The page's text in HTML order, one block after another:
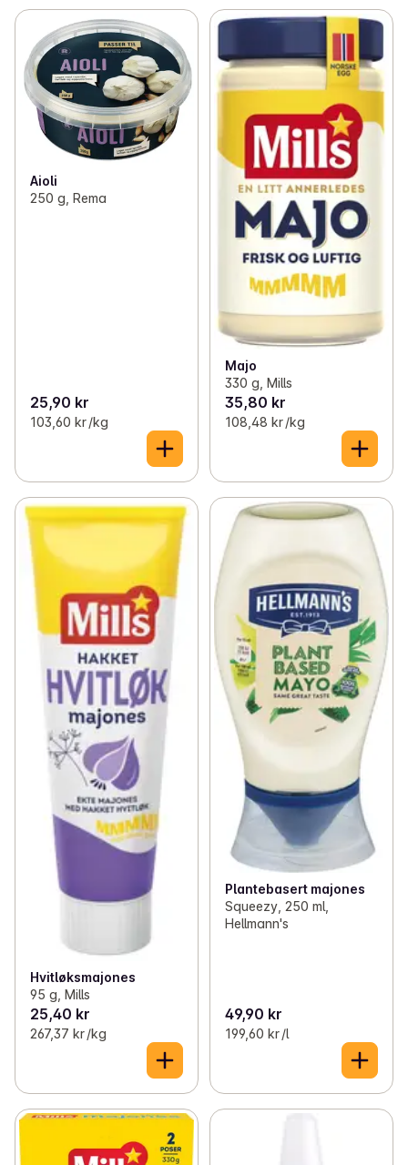
Aioli
250 g, Rema
25,90 kr
103,60 kr /kg
Majo
330 g, Mills
35,80 kr
108,48 kr /kg
Hvitløksmajones
95 g, Mills
25,40 kr
267,37 kr /kg
Plantebasert majones
Squeezy, 250 ml,
Hellmann's
49,90 kr
199,60 kr /l